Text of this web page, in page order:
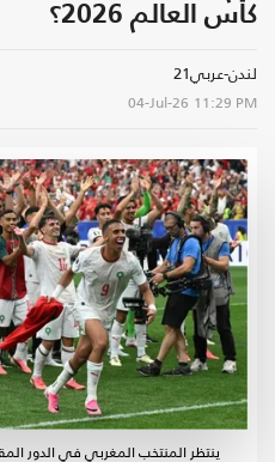
كأس العالم 2026؟
لندن-عربي21
04-Jul-26 11:29 PM
ينتظر المنتخب المغربي في الدور